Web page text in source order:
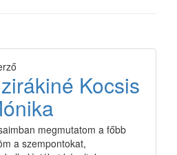
Kocsis
megmutatom a főbb
a szempontokat,